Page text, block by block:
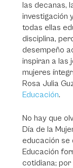
las decanas,
investigación
todas ellas
disciplina,
desempeño
inspiran a las
mujeres
Rosa Julia
Educación.
No hay que
Día de la
educación se
Educación
cotidiana;